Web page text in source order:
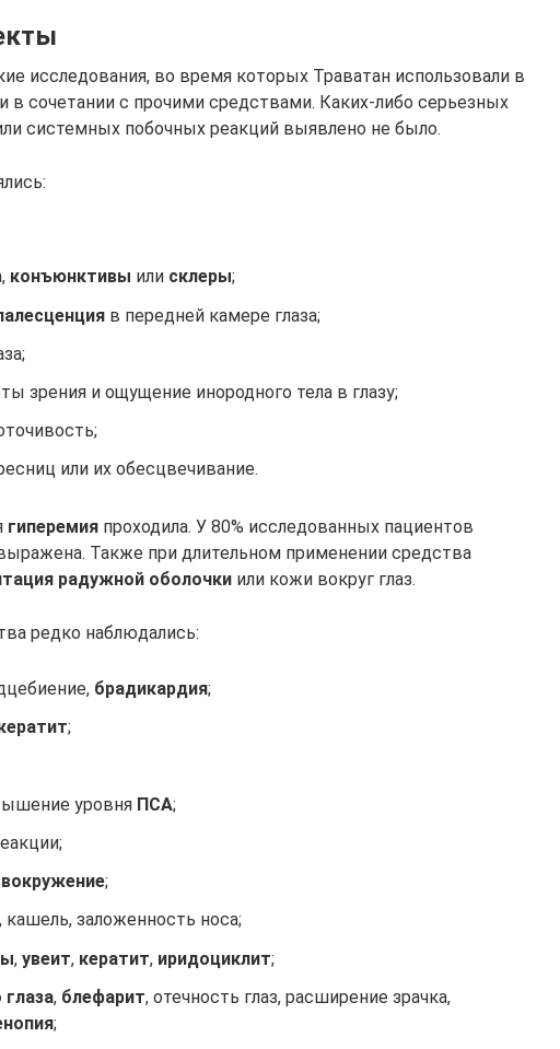
исследования, во время которых Траватан использовали в
в сочетании с прочими средствами. Каких-либо серьезных
системных побочных реакций выявлено не было.
конъюнктивы или склеры;
в передней камере глаза;
зрения и ощущение инородного тела в глазу;
или их обесцвечивание.
гиперемия проходила. У 80% исследованных пациентов
Также при длительном применении средства
радужной оболочки или кожи вокруг глаз.
редко наблюдались:
брадикардия;
;
уровня ПСА;
;
, кашель, заложенность носа;
, увеит, кератит, иридоциклит;
, блефарит, отечность глаз, расширение зрачка,
;